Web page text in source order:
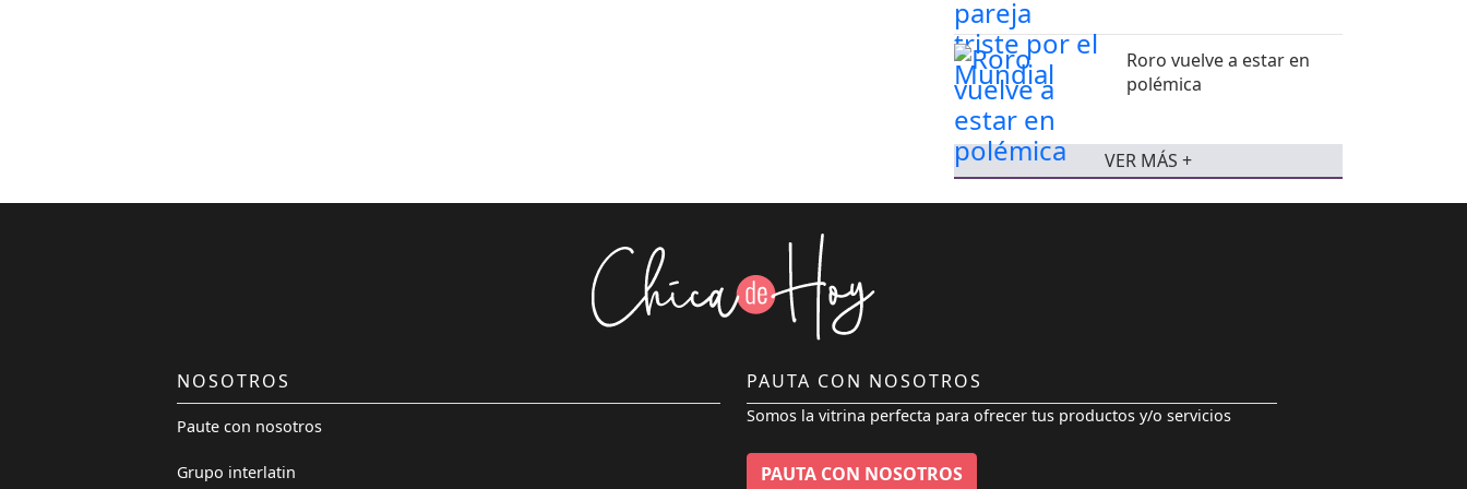
Roro vuelve a estar en
polémica
VER MÁS +
NOSOTROS
Paute con nosotros
Grupo interlatin
PAUTA CON NOSOTROS
Somos la vitrina perfecta para ofrecer tus productos y/o servicios
PAUTA CON NOSOTROS